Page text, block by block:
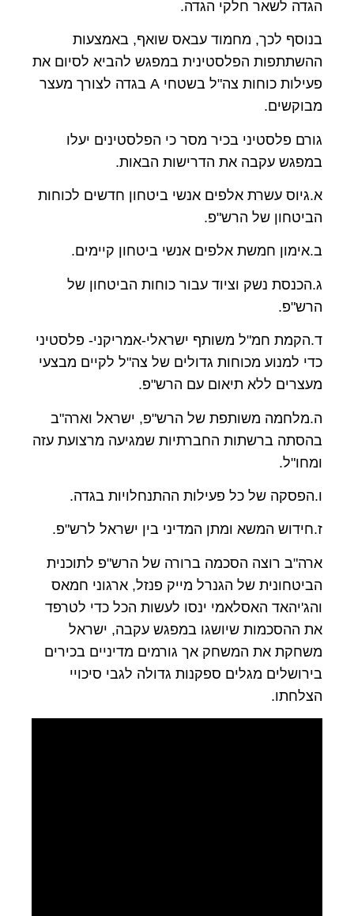
הגדה לשאר חלקי הגדה.
בנוסף לכך, מחמוד עבאס שואף, באמצעות
ההשתתפות הפלסטינית במפגש להביא לסיום את
פעילות כוחות צה"ל בשטחי A בגדה לצורך מעצר
מבוקשים.
גורם פלסטיני בכיר מסר כי הפלסטינים יעלו
במפגש עקבה את הדרישות הבאות.
א.גיוס עשרת אלפים אנשי ביטחון חדשים לכוחות
הביטחון של הרש"פ.
ב.אימון חמשת אלפים אנשי ביטחון קיימים.
ג.הכנסת נשק וציוד עבור כוחות הביטחון של
הרש"פ.
ד.הקמת חמ"ל משותף ישראלי-אמריקני- פלסטיני
כדי למנוע מכוחות גדולים של צה"ל לקיים מבצעי
מעצרים ללא תיאום עם הרש"פ.
ה.מלחמה משותפת של הרש"פ, ישראל וארה"ב
בהסתה ברשתות החברתיות שמגיעה מרצועת עזה
ומחו"ל.
ו.הפסקה של כל פעילות ההתנחלויות בגדה.
ז.חידוש המשא ומתן המדיני בין ישראל לרש"פ.
ארה"ב רוצה הסכמה ברורה של הרש"פ לתוכנית
הביטחונית של הגנרל מייק פנזל, ארגוני חמאס
והג'יהאד האסלאמי ינסו לעשות הכל כדי לטרפד
את ההסכמות שיושגו במפגש עקבה, ישראל
משחקת את המשחק אך גורמים מדיניים בכירים
בירושלים מגלים ספקנות גדולה לגבי סיכויי
הצלחתו.